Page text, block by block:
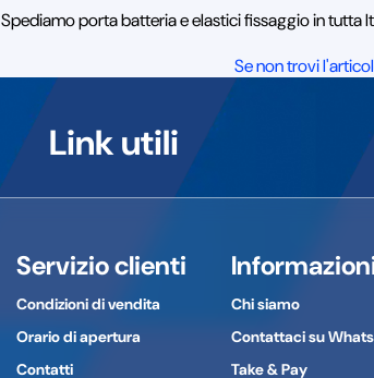
Spediamo porta batteria e elastici fissaggio in tutta
Se non trovi
Link utili
Servizio clienti
Condizioni di vendita
Orario di apertura
Contatti
Chi siamo
Contattaci su
Take & Pay